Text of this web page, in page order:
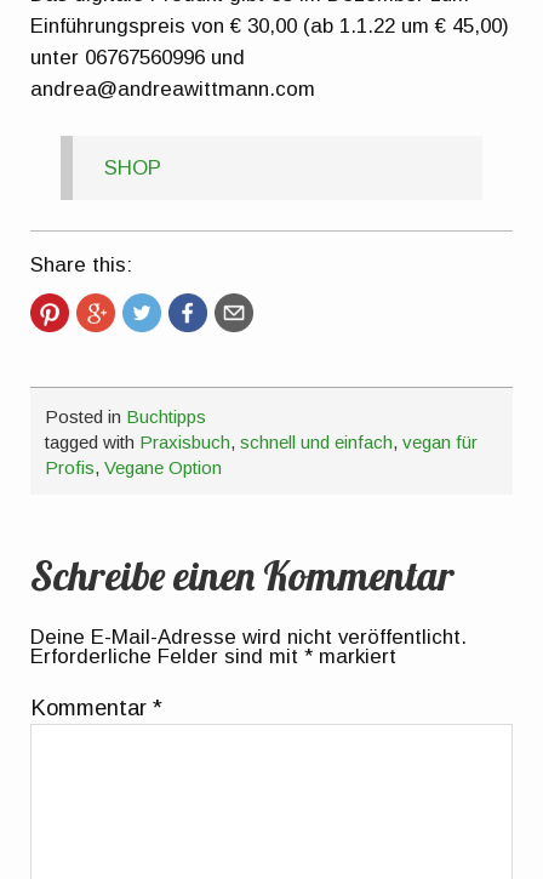
Einführungspreis von € 30,00 (ab 1.1.22 um € 45,00)
unter 06767560996 und
andrea@andreawittmann.com
SHOP
Share this:
Posted in Buchtipps
tagged with Praxisbuch,schnell und einfach,vegan für
Profis,Vegane Option
Schreibe einen Kommentar
Deine E-Mail-Adresse wird nicht veröffentlicht.
Erforderliche Felder sind mit* markiert
Kommentar*